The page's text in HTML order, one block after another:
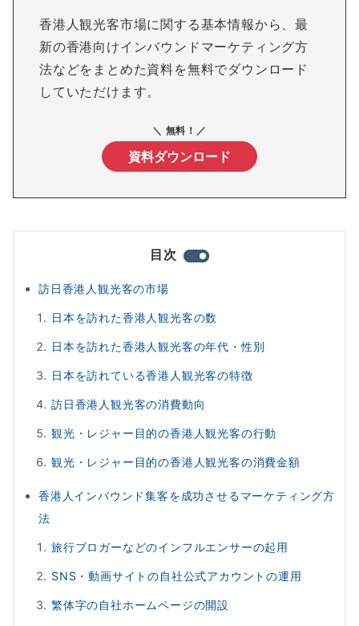
香港人観光客市場に関する基本情報から、最
新の香港向けインバウンドマーケティング方
法などをまとめた資料を無料でダウンロード
していただけます。
＼ 無料！／
資料ダウンロード
目次
訪日香港人観光客の市場
日本を訪れた香港人観光客の数
日本を訪れた香港人観光客の年代・性別
日本を訪れている香港人観光客の特徴
訪日香港人観光客の消費動向
観光・レジャー目的の香港人観光客の行動
観光・レジャー目的の香港人観光客の消費金額
香港人インバウンド集客を成功させるマーケティング方
法
旅行ブロガーなどのインフルエンサーの起用
SNS・動画サイトの自社公式アカウントの運用
繁体字の自社ホームページの開設